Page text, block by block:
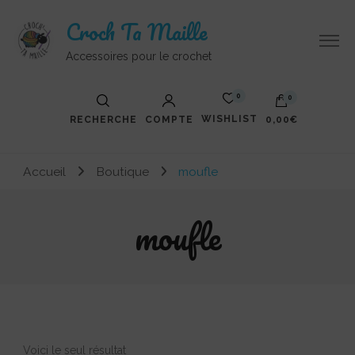
Croch Ta Maille
Accessoires pour le crochet
RECHERCHE COMPTE
0
WISHLIST
0
0,00€
Votre panier est vide.
Accueil Boutique moufle
moufle
Voici le seul résultat